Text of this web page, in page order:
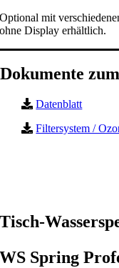
Optional mit
ohne Display erhältlich.
Dokumente
Datenblatt
Filtersystem /
Tisch-
WS Spring